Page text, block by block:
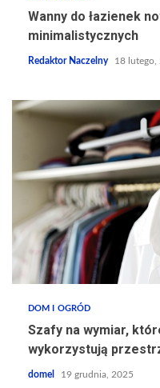
Wanny do łazienek
minimalistycznych
Redaktor Naczelny 18 lutego,
DOM I OGRÓD
Szafy na wymiar,
wykorzystują
domel 19 grudnia, 2025